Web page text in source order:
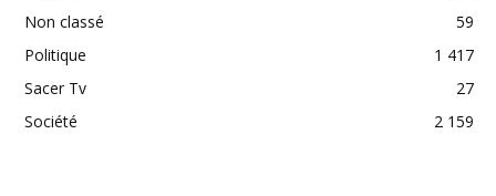
Non classé
59
Politique
1 417
Sacer Tv
27
Société
2 159